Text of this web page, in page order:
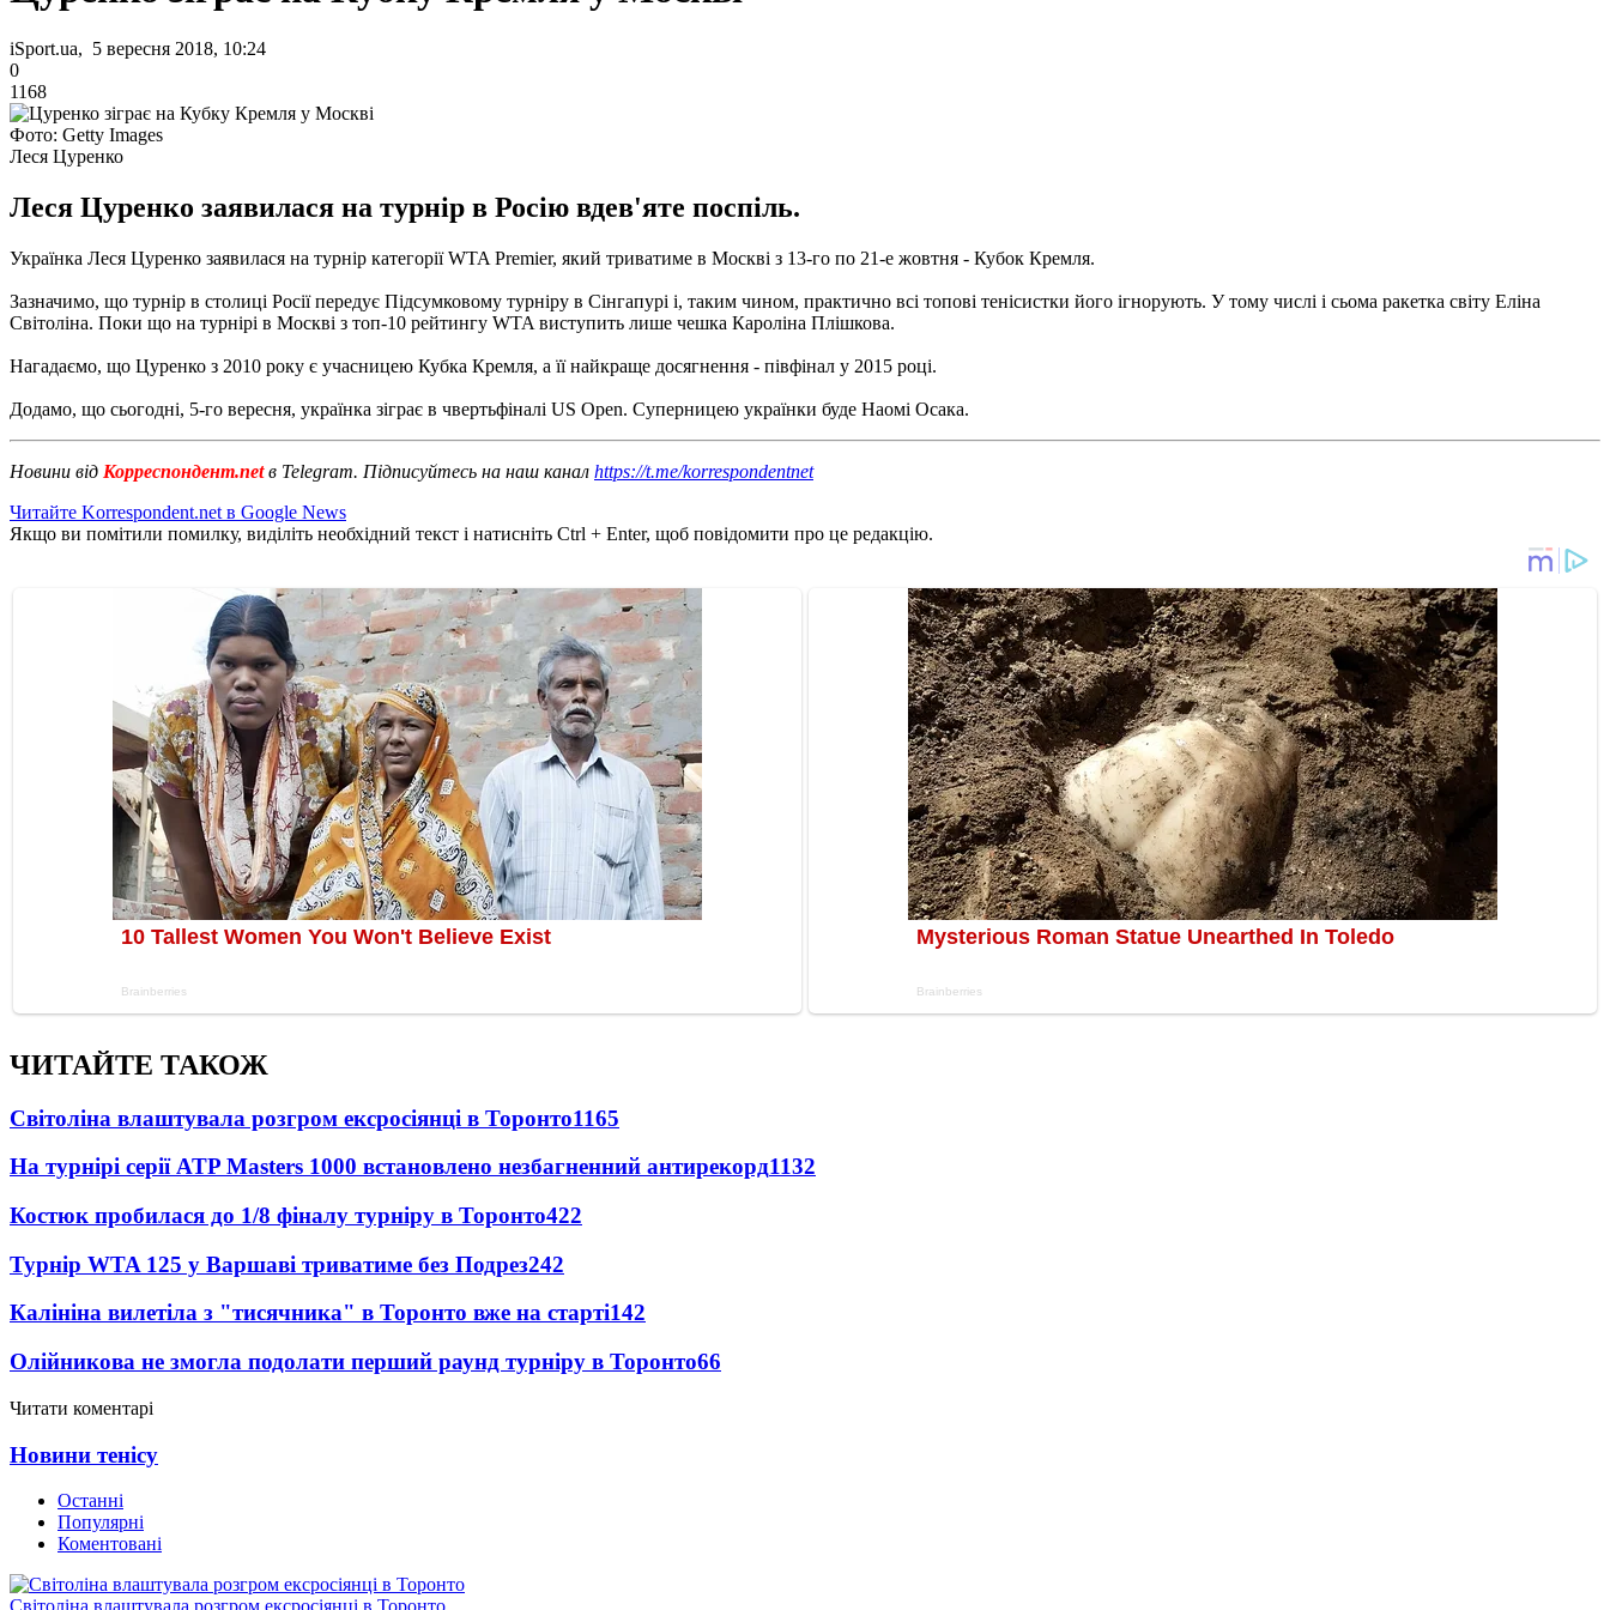
iSport.ua, 5 вересня 2018, 10:24
0
1168
Фото: Getty Images
Леся Цуренко
Леся Цуренко заявилася на турнір в Росію вдев'яте поспіль.
Українка Леся Цуренко заявилася на турнір категорії WTA Premier, який триватиме в Москві з 13-го по 21-е жовтня - Кубок Кремля.
Зазначимо, що турнір в столиці Росії передує Підсумковому турніру в Сінгапурі і, таким чином, практично всі топові тенісистки його ігнорують. У тому числі і сьома ракетка світу Еліна
Світоліна. Поки що на турнірі в Москві з топ-10 рейтингу WTA виступить лише чешка Кароліна Плішкова.
Нагадаємо, що Цуренко з 2010 року є учасницею Кубка Кремля, а її найкраще досягнення - півфінал у 2015 році.
Додамо, що сьогодні, 5-го вересня, українка зіграє в чвертьфіналі US Open. Суперницею українки буде Наомі Осака.
Новини від Корреспондент.netв Telegram. Підписуйтесь на наш канал https://t.me/korrespondentnet
Читайте Korrespondent.net в Google News
Якщо ви помітили помилку, виділіть необхідний текст і натисніть Ctrl + Enter, щоб повідомити про це редакцію.
ЧИТАЙТЕ ТАКОЖ
Світоліна влаштувала розгром ексросіянці в Торонто1165
На турнірі серії ATP Masters 1000 встановлено незбагненний антирекорд1132
Костюк пробилася до 1/8 фіналу турніру в Торонто422
Турнір WTA 125 у Варшаві триватиме без Подрез242
Калініна вилетіла з "тисячника" в Торонто вже на старті142
Олійникова не змогла подолати перший раунд турніру в Торонто66
Читати коментарі
Новини тенісу
Останні
Популярні
Коментовані